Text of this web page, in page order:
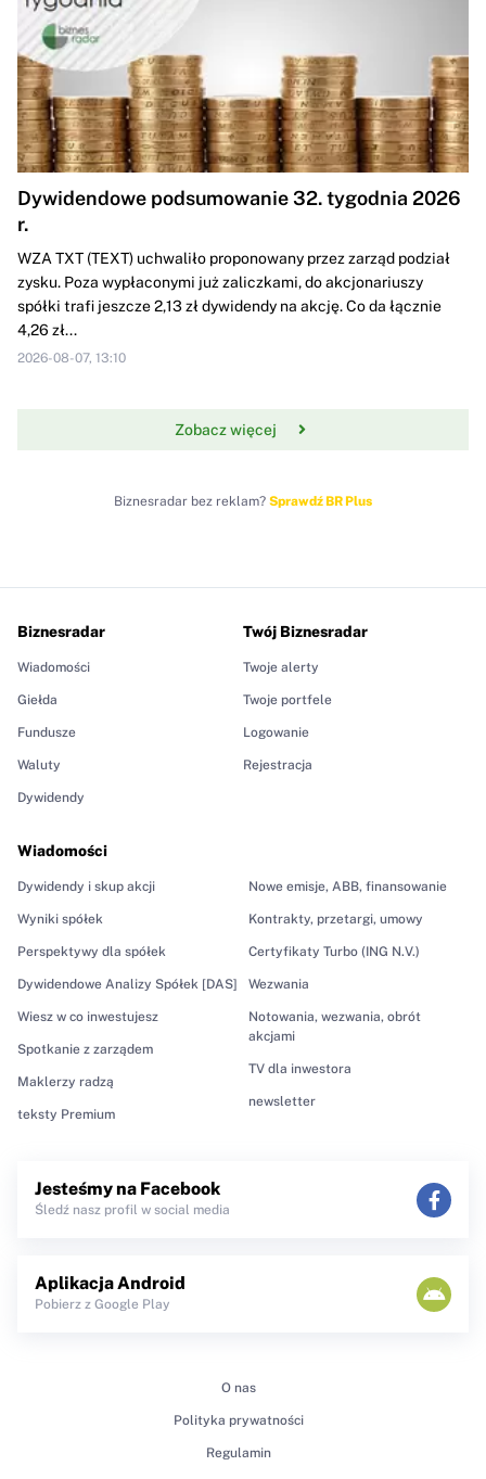
Dywidendowe podsumowanie 32. tygodnia 2026
r.
WZA TXT (TEXT) uchwaliło proponowany przez zarząd podział
zysku. Poza wypłaconymi już zaliczkami, do akcjonariuszy
spółki trafi jeszcze 2,13 zł dywidendy na akcję. Co da łącznie
4,26 zł...
2026-08-07, 13:10
Zobacz więcej
Biznesradar bez reklam? Sprawdź BR Plus
Biznesradar
Wiadomości
Giełda
Fundusze
Waluty
Dywidendy
Wiadomości
Dywidendy i skup akcji
Wyniki spółek
Perspektywy dla spółek
Dywidendowe Analizy Spółek [DAS]
Wiesz w co inwestujesz
Spotkanie z zarządem
Maklerzy radzą
teksty Premium
Nowe emisje, ABB, finansowanie
Kontrakty, przetargi, umowy
Certyfikaty Turbo (ING N.V.)
Wezwania
Notowania, wezwania, obrót
akcjami
TV dla inwestora
newsletter
Twój Biznesradar
Twoje alerty
Twoje portfele
Logowanie
Rejestracja
Jesteśmy na Facebook
Śledź nasz profil w social media
Aplikacja Android
Pobierz z Google Play
O nas
Polityka prywatności
Regulamin